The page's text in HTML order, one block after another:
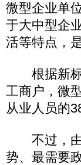
微型企业单
于大中型企
活等特点，
根据新标
工商户，微
从业人员的
不过，由
势、最需要